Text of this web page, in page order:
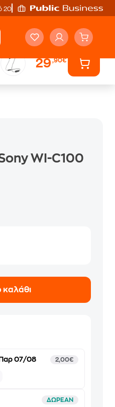
20'
29,90€
WI-C100
καλάθι
07/08 2,00€
ΔΩΡΕΑΝ